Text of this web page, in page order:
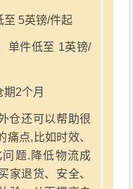
至 5英镑/件起
单件低至 1英镑/
2个月
仓还可以帮助很
点,比如时效、
题.降低物流成
家退货、安全、